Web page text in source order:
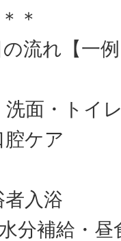
＊
流れ【一
面・トイ
ケア
入浴
分補給・昼